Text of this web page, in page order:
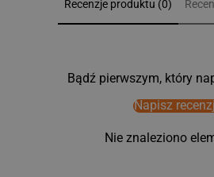
Recenzje produktu (0)
Bądź pierwszym, który
Napisz
Nie znaleziono